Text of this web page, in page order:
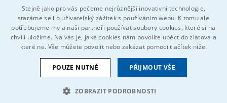
© 2026 Všechna práva vyhrazena IDEAL-Trade Service, spol. s
r.o.
CZECH
GERMAN
Stejně jako pro vás pečeme nejrůznější inovativní technologie,
staráme se i o uživatelský zážitek s používáním webu. K tomu ale
potřebujeme my a naši partneři používat soubory cookies, které si na
chvíli uložíme. Na vás je, jaké cookies nám povolíte upéct do zlatova a
které ne. Vše můžete povolit nebo zakázat pomocí tlačítek níže.
PŘIJMOUT VŠE
POUZE NUTNÉ
ZOBRAZIT PODROBNOSTI